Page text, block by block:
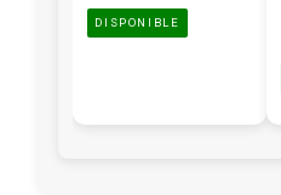
DISPONIBLE